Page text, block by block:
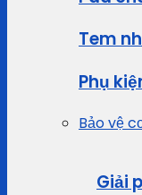
Tem
Phụ
Bảo vệ
Giải